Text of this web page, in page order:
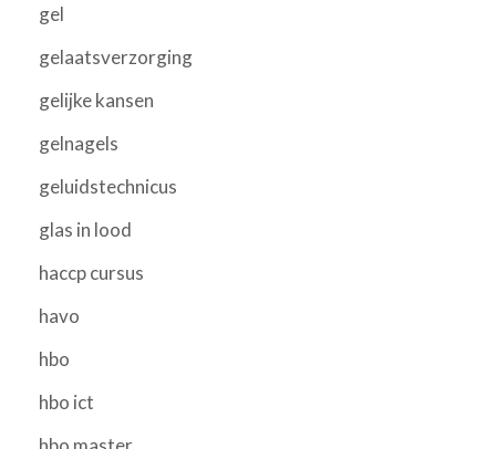
gel
gelaatsverzorging
gelijke kansen
gelnagels
geluidstechnicus
glas in lood
haccp cursus
havo
hbo
hbo ict